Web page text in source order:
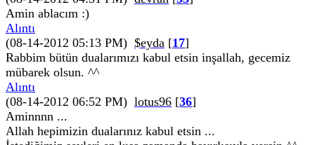
Amin ablacım :)
Alıntı
(08-14-2012 05:13 PM) $eyda [17]
Rabbim bütün dualarımızı kabul etsin inşallah, gecemiz
mübarek olsun. ^^
Alıntı
(08-14-2012 06:52 PM) lotus96 [36]
Aminnnn ...
Allah hepimizin dualarınız kabul etsin ...